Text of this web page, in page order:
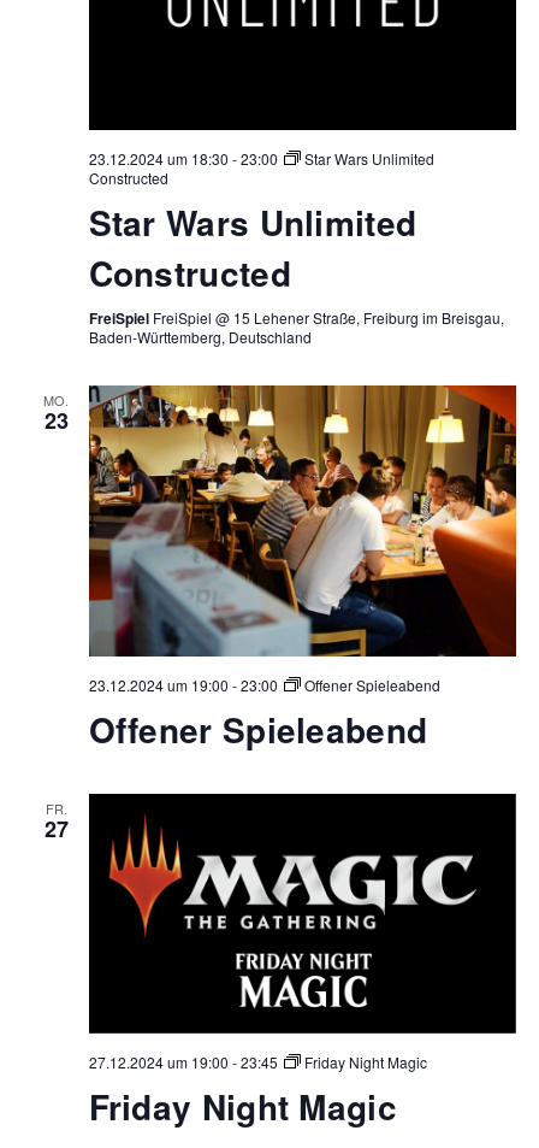
23.12.2024 um 18:30 -23:00
Star Wars Unlimited
Constructed
Star Wars Unlimited
Constructed
FreiSpiel FreiSpiel @ 15 Lehener Straße, Freiburg im Breisgau,
Baden-Württemberg, Deutschland
MO.
23
23.12.2024 um 19:00 -23:00 Offener Spieleabend
Offener Spieleabend
FR.
27
27.12.2024 um 19:00 -23:45 Friday Night Magic
Friday Night Magic